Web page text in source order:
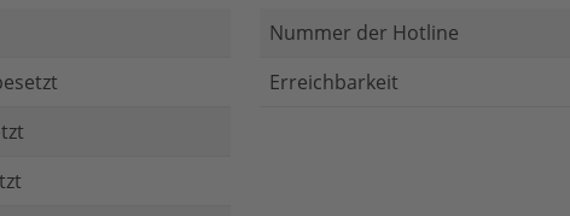
Nummer der Hotline
Erreichbarkeit